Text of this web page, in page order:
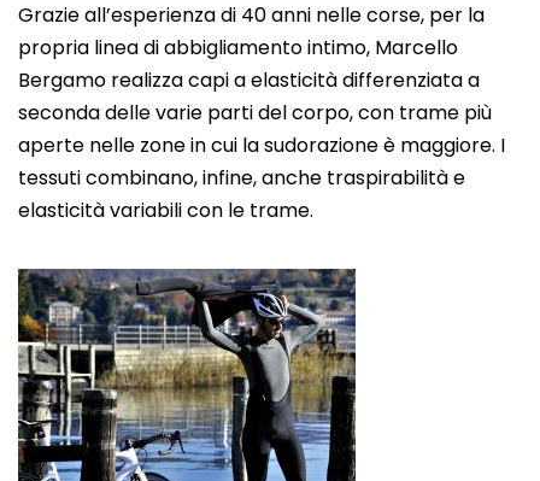
Grazie all’esperienza di 40 anni nelle corse, per la
propria linea di abbigliamento intimo, Marcello
Bergamo realizza capi a elasticità differenziata a
seconda delle varie parti del corpo, con trame più
aperte nelle zone in cui la sudorazione è maggiore. I
tessuti combinano, infine, anche traspirabilità e
elasticità variabili con le trame.